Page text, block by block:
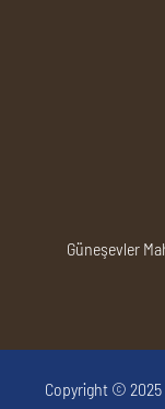
Güneşevler
Copyright © 2025